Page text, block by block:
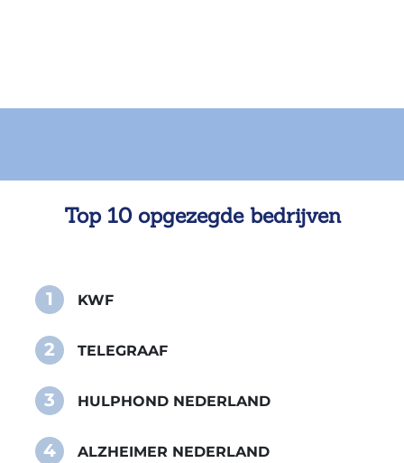
Top 10 opgezegde bedrijven
1 KWF
2 TELEGRAAF
3 HULPHOND NEDERLAND
4 ALZHEIMER NEDERLAND